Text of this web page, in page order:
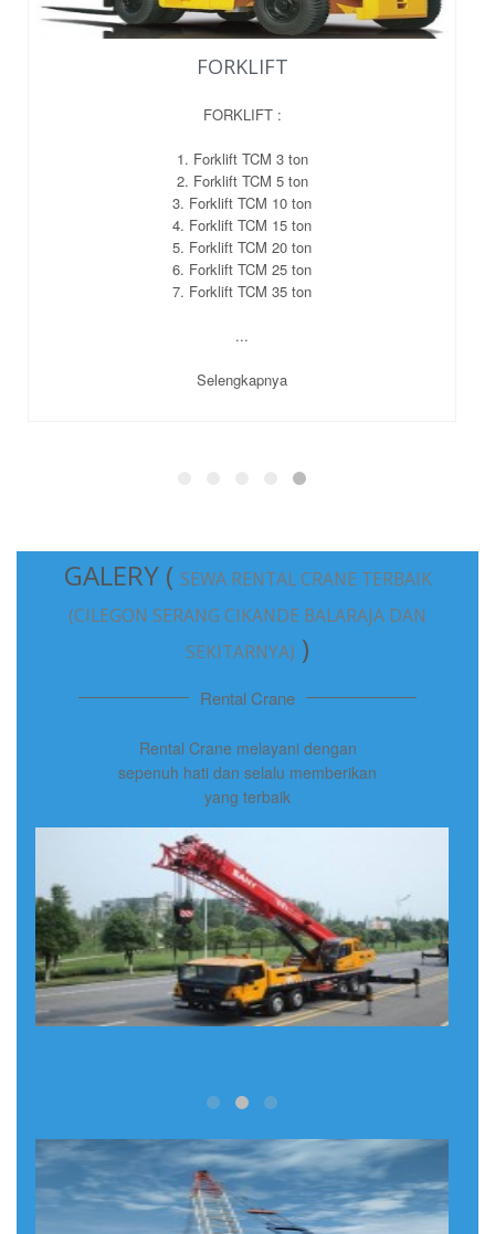
FORKLIFT
FORKLIFT :
1. Forklift TCM 3 ton
2. Forklift TCM 5 ton
3. Forklift TCM 10 ton
4. Forklift TCM 15 ton
5. Forklift TCM 20 ton
6. Forklift TCM 25 ton
7. Forklift TCM 35 ton
...
Selengkapnya
GALERY ( SEWA RENTAL CRANE TERBAIK
(CILEGON SERANG CIKANDE BALARAJA DAN
SEKITARNYA) )
Rental Crane
Rental Crane melayani dengan
sepenuh hati dan selalu memberikan
yang terbaik